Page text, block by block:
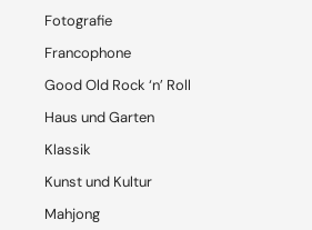
Fotografie
Francophone
Good Old Rock ‘n’ Roll
Haus und Garten
Klassik
Kunst und Kultur
Mahjong